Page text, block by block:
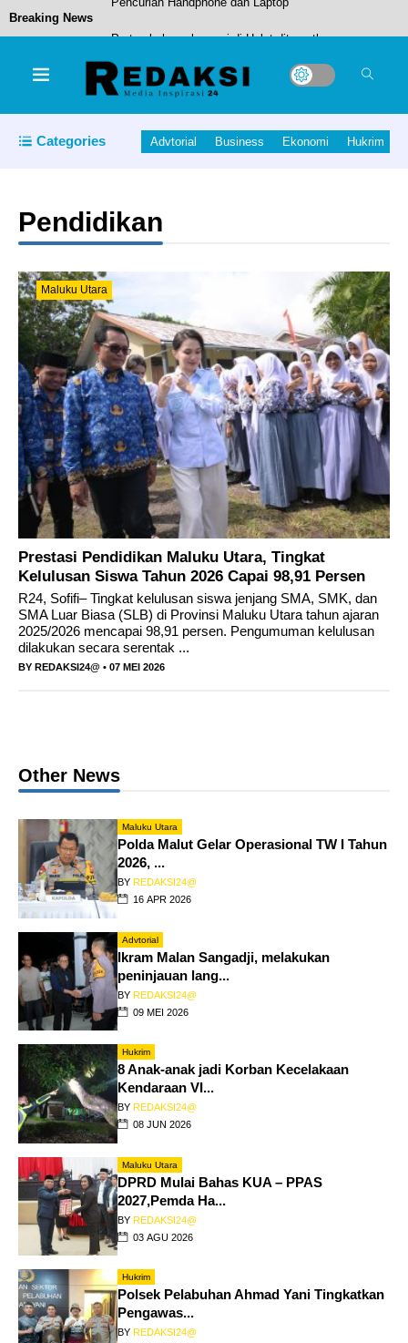
Breaking News
Bupati Halut Tinjau Progress Pembangunan
Sekolah Rakyat di Kecamatan Kao.
Sukses Rebut Posisi Runner-Up.
Resmob Macan Gamalama , Amankan Pelaku
Pencurian Handphone dan Laptop
Categories Advtorial Business Ekonomi Hukrim
Pendidikan
Maluku Utara
Prestasi Pendidikan Maluku Utara, Tingkat
Kelulusan Siswa Tahun 2026 Capai 98,91 Persen
R24, Sofifi– Tingkat kelulusan siswa jenjang SMA, SMK, dan
SMA Luar Biasa (SLB) di Provinsi Maluku Utara tahun ajaran
2025/2026 mencapai 98,91 persen. Pengumuman kelulusan
dilakukan secara serentak ...
BY REDAKSI24@ • 07 MEI 2026
Other News
Maluku Utara
Polda Malut Gelar Operasional TW I Tahun
2026, ...
BY REDAKSI24@
16 APR 2026
Advtorial
Ikram Malan Sangadji, melakukan
peninjauan lang...
BY REDAKSI24@
09 MEI 2026
Hukrim
8 Anak-anak jadi Korban Kecelakaan
Kendaraan VI...
BY REDAKSI24@
08 JUN 2026
Maluku Utara
DPRD Mulai Bahas KUA – PPAS
2027,Pemda Ha...
BY REDAKSI24@
03 AGU 2026
Hukrim
Polsek Pelabuhan Ahmad Yani Tingkatkan
Pengawas...
BY REDAKSI24@